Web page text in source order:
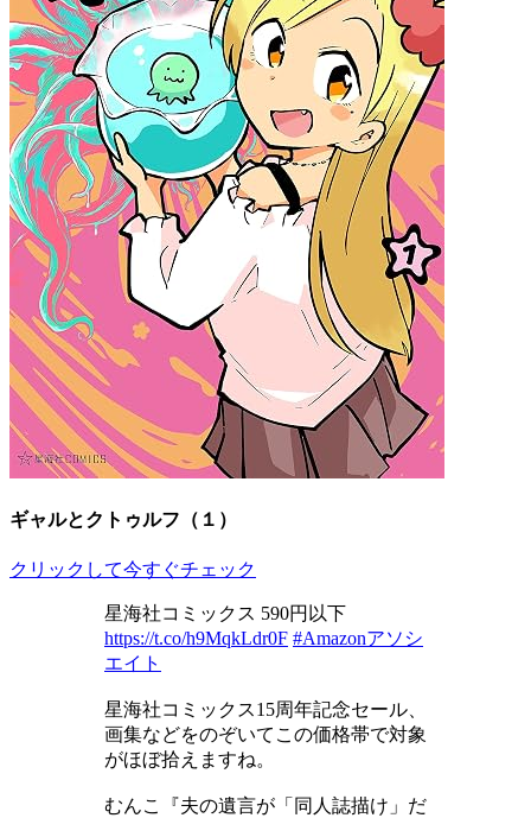
ギャルとクトゥルフ（１）
クリックして今すぐチェック
星海社コミックス 590円以下
https://t.co/h9MqkLdr0F #Amazonアソシ
エイト
星海社コミックス15周年記念セール、
画集などをのぞいてこの価格帯で対象
がほぼ拾えますね。
むんこ『夫の遺言が「同人誌描け」だ